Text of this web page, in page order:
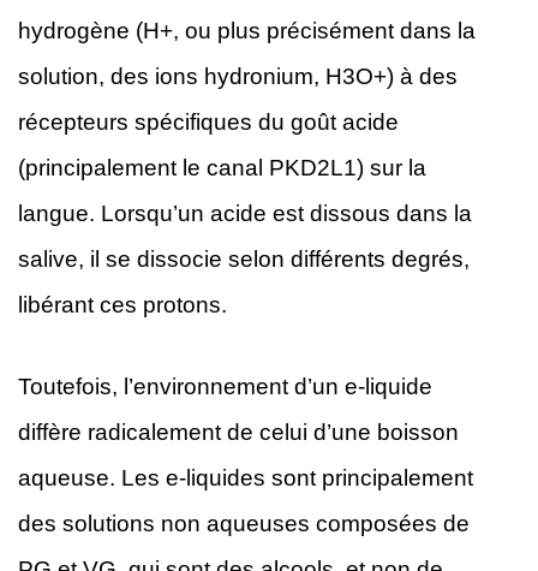
hydrogène (H+, ou plus précisément dans la
solution, des ions hydronium, H3O+) à des
récepteurs spécifiques du goût acide
(principalement le canal PKD2L1) sur la
langue. Lorsqu’un acide est dissous dans la
salive, il se dissocie selon différents degrés,
libérant ces protons.
Toutefois, l’environnement d’un e-liquide
diffère radicalement de celui d’une boisson
aqueuse. Les e-liquides sont principalement
des solutions non aqueuses composées de